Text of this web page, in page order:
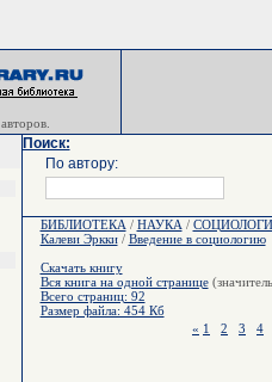
авторов.
Поиск:
По автору:
БИБЛИОТЕКА / НАУКА /
Калеви Эркки/ Введение в социологию
Скачать книгу
Вся книга на одной странице
Всего страниц: 92
Размер файла: 454 Кб
« 1 2 3 4